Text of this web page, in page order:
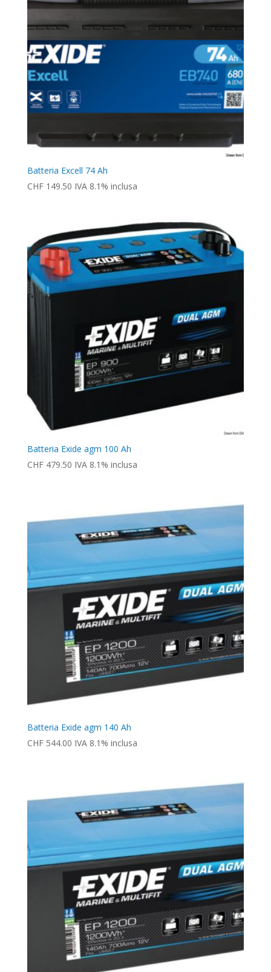
Batteria Excell 74 Ah
CHF149.50 IVA 8.1% inclusa
Batteria Exide agm 100 Ah
CHF479.50 IVA 8.1% inclusa
Batteria Exide agm 140 Ah
CHF544.00 IVA 8.1% inclusa